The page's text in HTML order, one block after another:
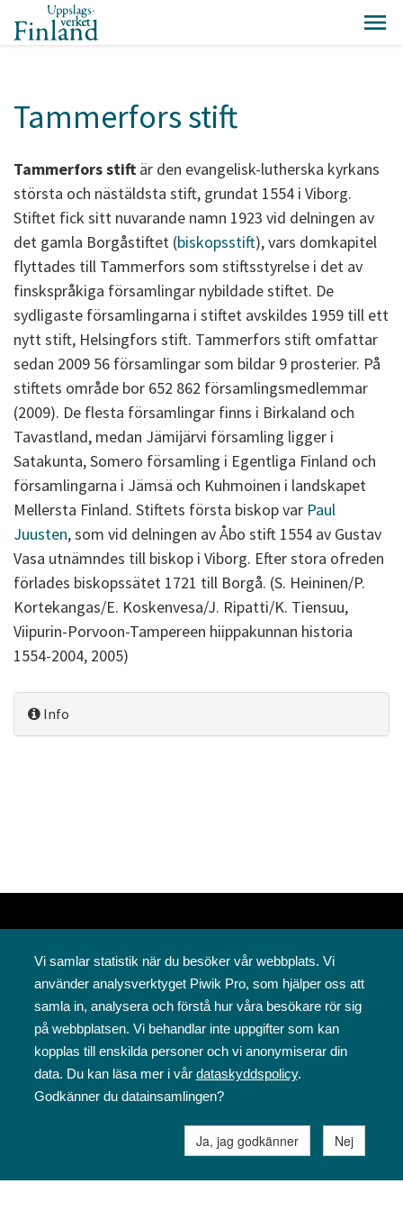
Tammerfors stift
Tammerfors stift är den evangelisk-lutherska kyrkans
största och nästäldsta stift, grundat 1554 i Viborg.
Stiftet fick sitt nuvarande namn 1923 vid delningen av
det gamla Borgåstiftet (biskopsstift), vars domkapitel
flyttades till Tammerfors som stiftsstyrelse i det av
finskspråkiga församlingar nybildade stiftet. De
sydligaste församlingarna i stiftet avskildes 1959 till ett
nytt stift, Helsingfors stift. Tammerfors stift omfattar
sedan 2009 56 församlingar som bildar 9 prosterier. På
stiftets område bor 652 862 församlingsmedlemmar
(2009). De flesta församlingar finns i Birkaland och
Tavastland, medan Jämijärvi församling ligger i
Satakunta, Somero församling i Egentliga Finland och
församlingarna i Jämsä och Kuhmoinen i landskapet
Mellersta Finland. Stiftets första biskop var Paul
Juusten, som vid delningen av Åbo stift 1554 av Gustav
Vasa utnämndes till biskop i Viborg. Efter stora ofreden
förlades biskopssätet 1721 till Borgå. (S. Heininen/P.
Kortekangas/E. Koskenvesa/J. Ripatti/K. Tiensuu,
Viipurin-Porvoon-Tampereen hiippakunnan historia
1554-2004, 2005)
Info
Svenska folkskolans vänner rf
Annegatan 12
00120 Helsingfors
09 6844 570
sfv@sfv.fi
Vi samlar statistik när du besöker vår webbplats. Vi
använder analysverktyget Piwik Pro, som hjälper oss att
samla in, analysera och förstå hur våra besökare rör sig
på webbplatsen. Vi behandlar inte uppgifter som kan
kopplas till enskilda personer och vi anonymiserar din
data. Du kan läsa mer i vår dataskyddspolicy.
Godkänner du datainsamlingen?
Ja, jag godkänner Nej